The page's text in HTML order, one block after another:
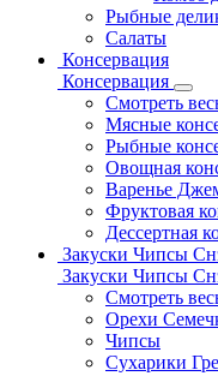
Рыбные
Салаты
Консервация
Консервация
Смотреть
Мясные
Рыбные
Овощная
Варенье
Фруктовая
Дессертная
Закуски Чипсы
Закуски Чипсы
Смотреть
Орехи
Чипсы
Сухарики